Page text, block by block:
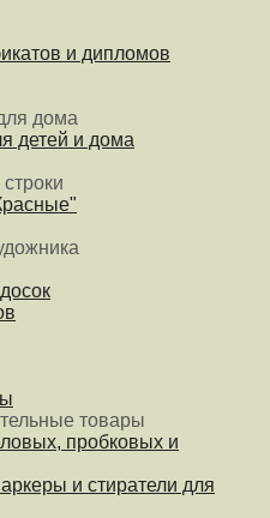
и дипломов
дома
детей и дома
товары
пробковых и
и стиратели для